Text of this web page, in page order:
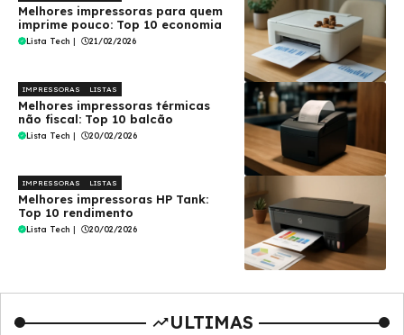
Melhores impressoras para quem
imprime pouco: Top 10 economia
Lista Tech | 21/02/2026
IMPRESSORAS LISTAS
Melhores impressoras térmicas
não fiscal: Top 10 balcão
Lista Tech | 20/02/2026
IMPRESSORAS LISTAS
Melhores impressoras HP Tank:
Top 10 rendimento
Lista Tech | 20/02/2026
ULTIMAS